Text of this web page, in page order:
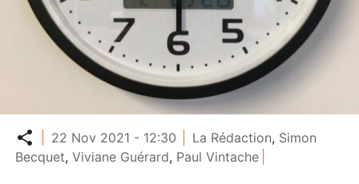
Partager
22 Nov 2021 - 12:30 La Rédaction, Simon
Becquet,Viviane Guérard, Paul Vintache